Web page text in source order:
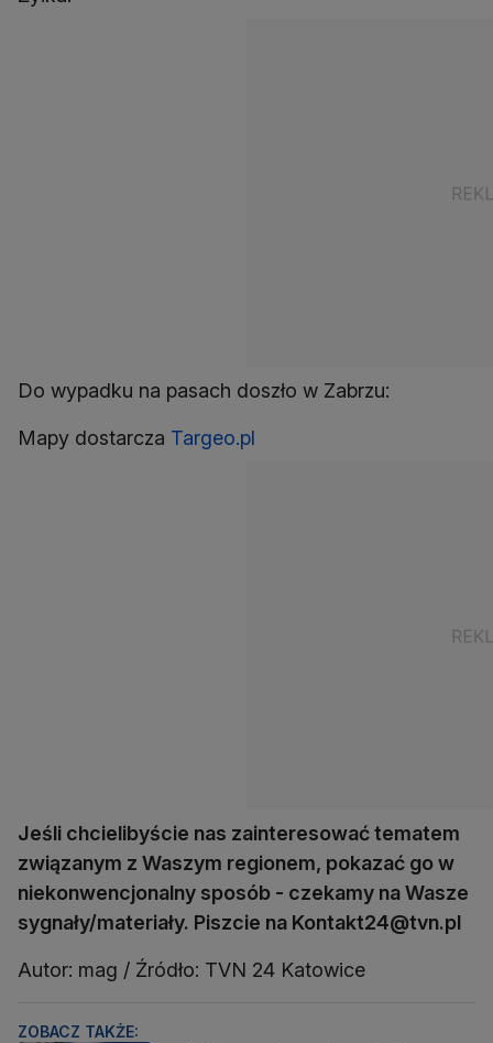
Do wypadku na pasach doszło w Zabrzu:
Mapy dostarcza Targeo.pl
Jeśli chcielibyście nas zainteresować tematem
związanym z Waszym regionem, pokazać go w
niekonwencjonalny sposób - czekamy na Wasze
sygnały/materiały. Piszcie na Kontakt24@tvn.pl
Autor: mag / Źródło: TVN 24 Katowice
ZOBACZ TAKŻE: